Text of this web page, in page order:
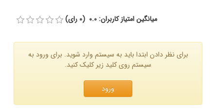
میانگین امتیاز کاربران: 0.0 (0 رای)
برای نظر دادن ابتدا باید به سیستم وارد شوید. برای ورود به
سیستم روی کلید زیر کلیک کنید.
ورود